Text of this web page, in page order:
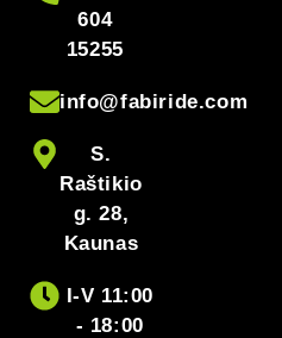
604
15255
info@fabiride.com
S.
Raštikio
g. 28,
Kaunas
I-V 11:00
- 18:00